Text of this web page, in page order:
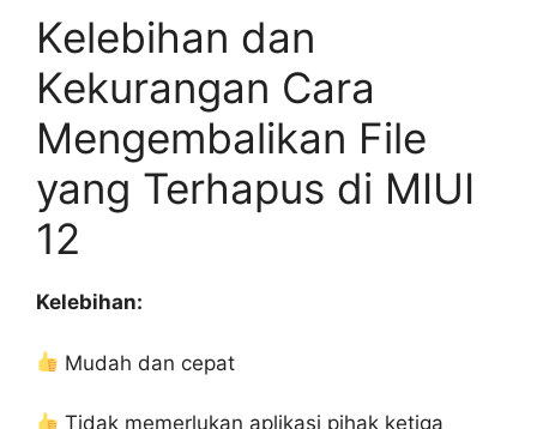
Kelebihan dan
Kekurangan Cara
Mengembalikan File
yang Terhapus di MIUI
12
Kelebihan:
Mudah dan cepat
Tidak memerlukan aplikasi pihak ketiga